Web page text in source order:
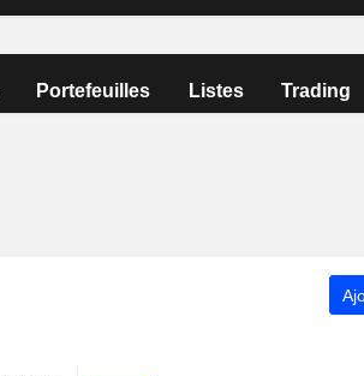
Portefeuilles Listes Trading